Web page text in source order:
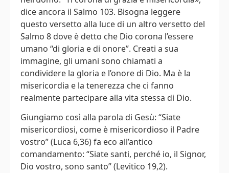
dice ancora il Salmo 103. Bisogna leggere
questo versetto alla luce di un altro versetto del
Salmo 8 dove è detto che Dio corona l’essere
umano “di gloria e di onore”. Creati a sua
immagine, gli umani sono chiamati a
condividere la gloria e l’onore di Dio. Ma è la
misericordia e la tenerezza che ci fanno
realmente partecipare alla vita stessa di Dio.
Giungiamo così alla parola di Gesù: “Siate
misericordiosi, come è misericordioso il Padre
vostro” (Luca 6,36) fa eco all’antico
comandamento: “Siate santi, perché io, il Signor,
Dio vostro, sono santo” (Levitico 19,2).